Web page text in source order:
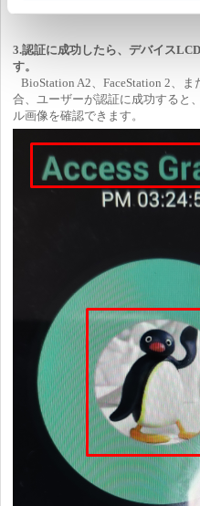
3.認証に成功したら、デバイス
す。
BioStation A2、FaceStation 2、
合、ユーザーが認証に成功すると、
ル画像を確認できます。